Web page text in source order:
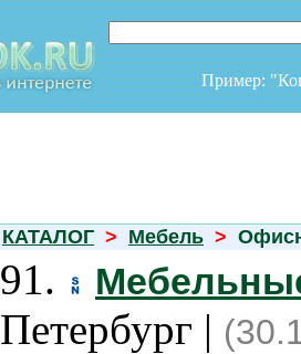
Пример:
КАТАЛОГ > Мебель >
91.
Петербург |